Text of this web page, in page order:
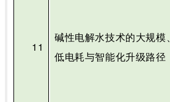
11
碱性电解水技术的大规模、
低电耗与智能化升级路径